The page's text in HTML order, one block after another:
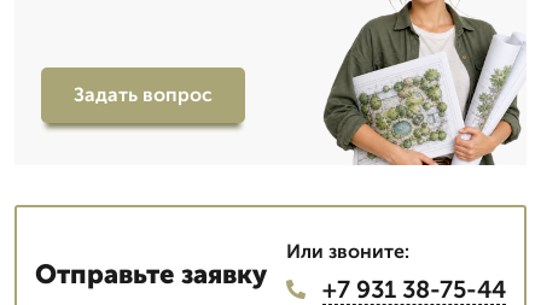
Задать вопрос
Отправьте заявку
Или звоните:
+7 931 38-75-44